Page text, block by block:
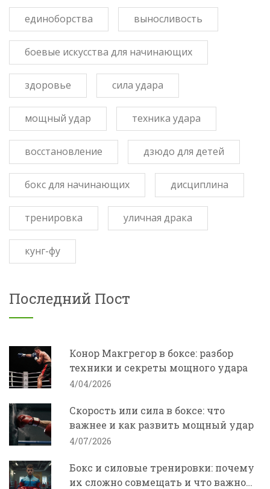
единоборства выносливость
боевые искусства для начинающих
здоровье сила удара
мощный удар техника удара
восстановление дзюдо для детей
бокс для начинающих дисциплина
тренировка уличная драка
кунг-фу
Последний Пост
Конор Макгрегор в боксе: разбор
техники и секреты мощного удара
4/04/2026
Скорость или сила в боксе: что
важнее и как развить мощный удар
4/07/2026
Бокс и силовые тренировки: почему
их сложно совмещать и что важно